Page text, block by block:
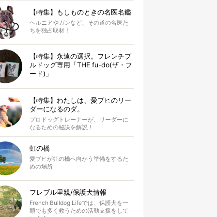
【特集】もしものときの名医名鑑
ヘルニアやガンなど、その道の名医た
ちを独占取材！
【特集】永遠の選択。フレンチブ
ルドッグ専用「THE fu-do(ザ・フ
ード)」
【特集】わたしは、愛ブヒのリー
ダーになるのダ。
プロドッグトレーナーが、リーダーに
なるための秘訣を解説！
虹の橋
愛ブヒが虹の橋へ向かう準備をするた
めの場所
フレブル里親/保護犬情報
French Bulldog Lifeでは、保護犬を一
頭でも多く救うための活動支援をして